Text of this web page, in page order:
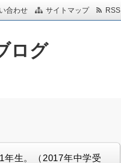
合わせ サイトマップ RSS
ログ
年生。（2017年中学受